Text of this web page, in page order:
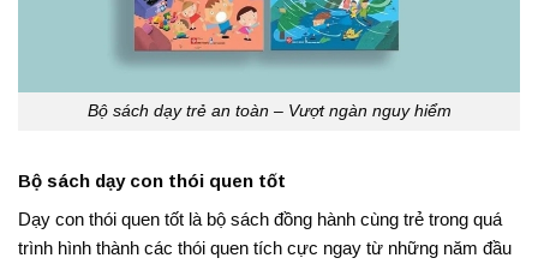
Bộ sách dạy trẻ an toàn – Vượt ngàn nguy hiểm
Bộ sách dạy con thói quen tốt
Dạy con thói quen tốt là bộ sách đồng hành cùng trẻ trong quá
trình hình thành các thói quen tích cực ngay từ những năm đầu